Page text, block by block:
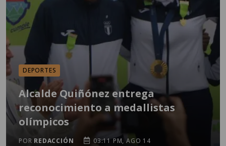
DEPORTES
Alcalde Quiñónez entrega
reconocimiento a medallistas
olímpicos
POR REDACCIÓN 03:11 PM, AGO 14